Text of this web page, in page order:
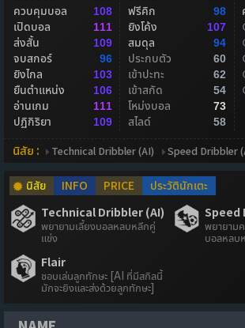
ควบคุมบอล 108
เปิดบอล 111
ส่งสั้น 109
จบสกอร์ 96
ยิงไกล 103
ยืนตำแหน่ง 106
อ่านเกม 111
ปฏิกิริยา 109
ฟรีคิก 98
ยิงโค้ง 107
สมดุล 94
ประกบตัว 60
เข้าปะทะ 62
เข้าสกัด 54
โหม่งบอล 73
สไลด์ 58
นิสัย : Technical Dribbler (AI) Speed Dribbler
นิสัย INFO PRICE
ประวัตินักเตะ
Technical Dribbler (AI)
พยายามเลี้ยงบอลหลบหลีกคู่
แข่ง
Speed
พยายาม
บอลหลบ
Flair
ชอบเล่นลูกทักษะ [AI ที่มีสกิลนี้
มักจะยิงและส่งด้วยลูกทักษะ]